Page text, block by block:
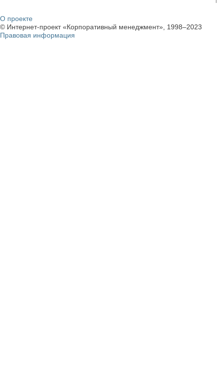
О проекте
© Интернет-проект «Корпоративный менеджмент», 1998–2023
Правовая информация